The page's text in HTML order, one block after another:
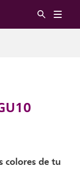
colores de tu